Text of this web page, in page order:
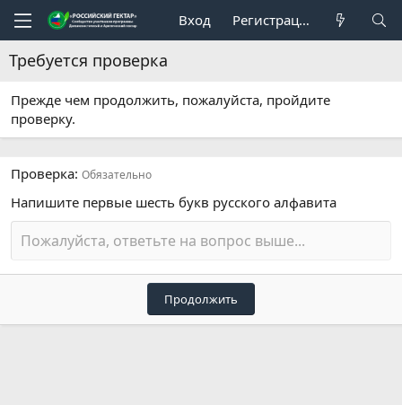
Вход Регистрация
Требуется проверка
Прежде чем продолжить, пожалуйста, пройдите
проверку.
Проверка Обязательно
Напишите первые шесть букв русского алфавита
Продолжить